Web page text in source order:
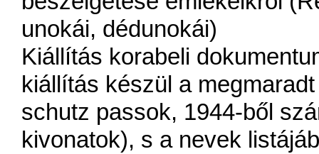
unokái, dédunokái)
Kiállítás korabeli
kiállítás készül a
schutz passok, 1944-ből
kivonatok), s a nevek